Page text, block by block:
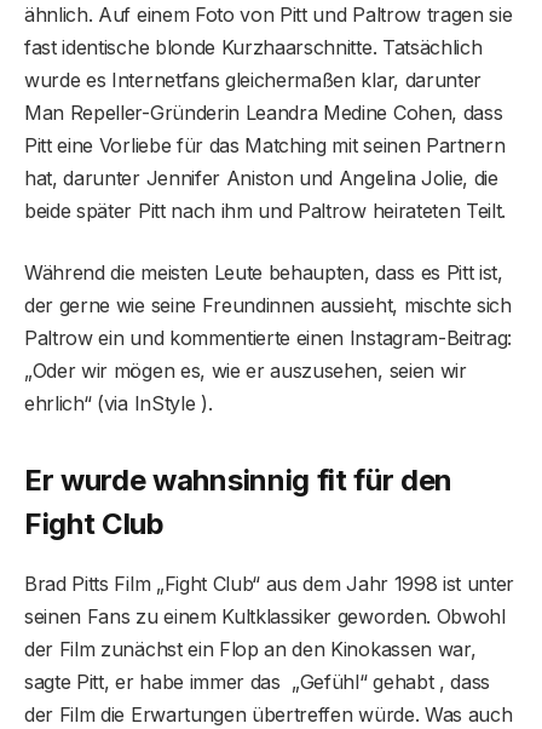
ähnlich. Auf einem Foto von Pitt und Paltrow tragen sie
fast identische blonde Kurzhaarschnitte. Tatsächlich
wurde es Internetfans gleichermaßen klar, darunter
Man Repeller-Gründerin Leandra Medine Cohen, dass
Pitt eine Vorliebe für das Matching mit seinen Partnern
hat, darunter Jennifer Aniston und Angelina Jolie, die
beide später Pitt nach ihm und Paltrow heirateten Teilt.
Während die meisten Leute behaupten, dass es Pitt ist,
der gerne wie seine Freundinnen aussieht, mischte sich
Paltrow ein und kommentierte einen Instagram-Beitrag:
„Oder wir mögen es, wie er auszusehen, seien wir
ehrlich“ (via InStyle ).
Er wurde wahnsinnig fit für den
Fight Club
Brad Pitts Film „Fight Club“ aus dem Jahr 1998 ist unter
seinen Fans zu einem Kultklassiker geworden. Obwohl
der Film zunächst ein Flop an den Kinokassen war,
sagte Pitt, er habe immer das „Gefühl“ gehabt , dass
der Film die Erwartungen übertreffen würde. Was auch